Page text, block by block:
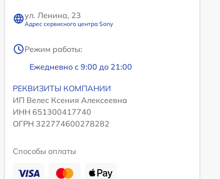
ул. Ленина, 23
Адрес сервисного центра Sony
Режим работы:
Ежедневно с 9:00 до 21:00
РЕКВИЗИТЫ КОМПАНИИ
ИП Велес Ксения Алексеевна
ИНН 651300417740
ОГРН 322774600278282
Способы оплаты